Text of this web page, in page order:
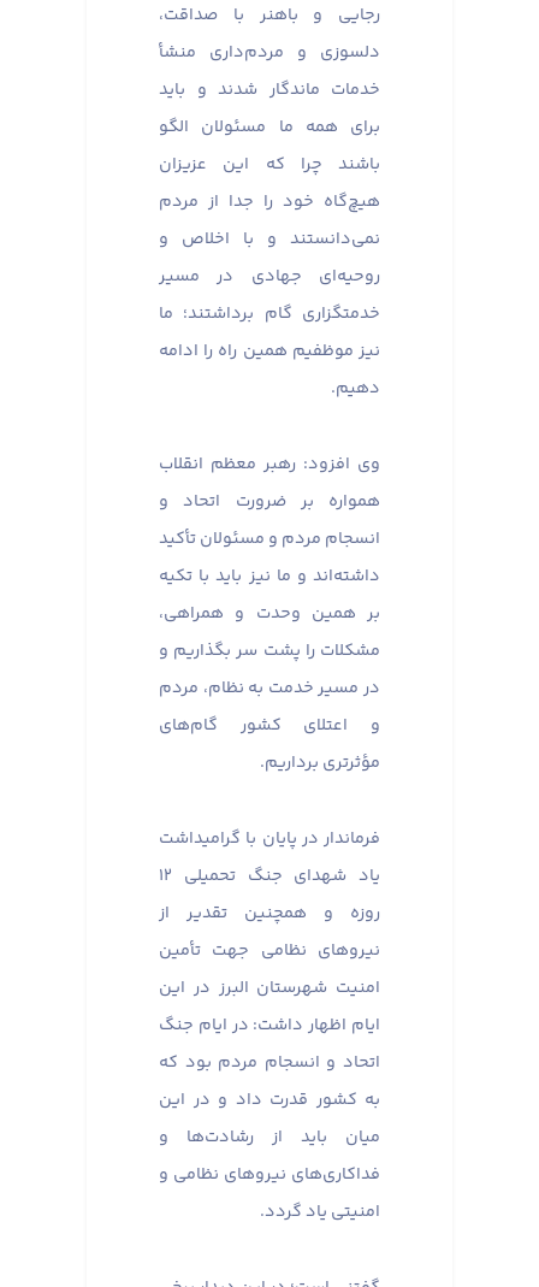
رجایی و باهنر با صداقت،
دلسوزی و مردم‌داری منشأ
خدمات ماندگار شدند و باید
برای همه ما مسئولان الگو
باشند چرا که این عزیزان
هیچ‌گاه خود را جدا از مردم
نمی‌دانستند و با اخلاص و
روحیه‌ای جهادی در مسیر
خدمتگزاری گام برداشتند؛ ما
نیز موظفیم همین راه را ادامه
دهیم.
وی افزود: رهبر معظم انقلاب
همواره بر ضرورت اتحاد و
انسجام مردم و مسئولان تأکید
داشته‌اند و ما نیز باید با تکیه
بر همین وحدت و همراهی،
مشکلات را پشت سر بگذاریم و
در مسیر خدمت به نظام، مردم
و اعتلای کشور گام‌های
مؤثرتری برداریم.
فرماندار در پایان با گرامیداشت
یاد شهدای جنگ تحمیلی ۱۲
روزه و همچنین تقدیر از
نیروهای نظامی جهت تأمین
امنیت شهرستان البرز در این
ایام اظهار داشت: در ایام جنگ
اتحاد و انسجام مردم بود که
به کشور قدرت داد و در این
میان باید از رشادت‌ها و
فداکاری‌های نیروهای نظامی و
امنیتی یاد گردد.